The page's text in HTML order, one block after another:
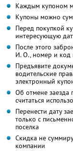
Каждым купоном
Купоны можно
Перед покупкой
интересующую
После этого
И. О., номер и код
Предъявите
водительские
электронный
Об отмене заезда
считаться
Перенести дату
только с
поселка
Скидка не
компании